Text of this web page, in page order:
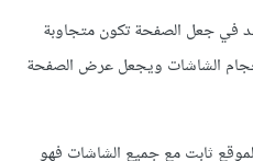
في جعل الصفحة تكون متجاوبة
الشاشات ويجعل عرض الصفحة
ثابت مع جميع الشاشات فهو